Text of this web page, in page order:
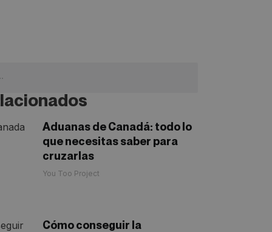
Aduanas de Canadá: todo lo
que necesitas saber para
cruzarlas
You Too Project
Cómo conseguir la